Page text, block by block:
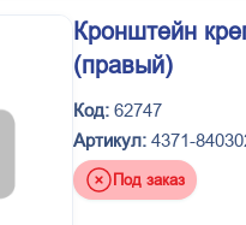
Кронштейн
(правый)
Код: 62747
Артикул: 4371-
Под заказ